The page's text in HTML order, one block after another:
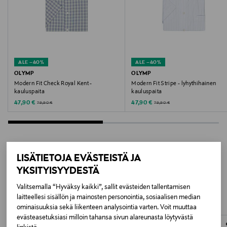
LISÄTIETOJA EVÄSTEISTÄ JA
YKSITYISYYDESTÄ
Valitsemalla “Hyväksy kaikki”, sallit evästeiden tallentamisen
laitteellesi sisällön ja mainosten personointia, sosiaalisen median
ominaisuuksia sekä liikenteen analysointia varten. Voit muuttaa
evästeasetuksiasi milloin tahansa sivun alareunasta löytyvästä
Kiina
Valmistajan tuotenumero
OLYMP Bezner KG
Höpfigheimer Str. 19, 74321 Bietigheim-Bissingen,
Germany
ALE –40%
OLYMP
Modern Fit Check Royal Kent -
kauluspaita
Discounted Price
47,90 € Original Price
79,90 €
ALE –40%
OLYMP
Modern Fit Stripe - lyhythihainen
kauluspaita
Discounted Price
47,90 € Original Price
79,90 €
LISÄÄ KIINNOSTAVIA
TUOTTEITA